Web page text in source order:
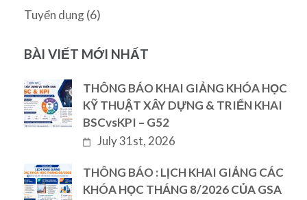
Tuyển dụng(6)
BÀI VIẾT MỚI NHẤT
THÔNG BÁO KHAI GIẢNG KHÓA HỌC
KỸ THUẬT XÂY DỰNG & TRIỂN KHAI
BSCvsKPI – G52
July 31st, 2026
THÔNG BÁO : LỊCH KHAI GIẢNG CÁC
KHÓA HỌC THÁNG 8/2026 CỦA GSA